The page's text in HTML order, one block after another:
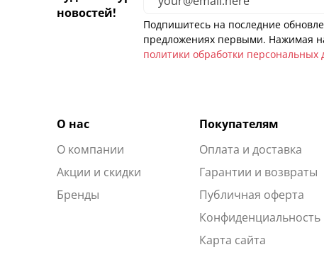
новостей!
Подпишитесь на последние
предложениях первыми. Нажимая
политики обработки персональных
О нас
О компании
Акции и скидки
Бренды
Покупателям
Оплата и доставка
Гарантии и возвраты
Публичная оферта
Конфиденциальность
Карта сайта